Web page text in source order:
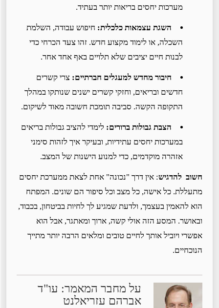
מערכות יחסים בריאות יותר בעתיד.
השגת עצמאות כלכלית:חיפוש עבודה, השלמת
השכלה, או לימוד מקצוע חדש. זהו צעד הכרחי כדי
לבנות חיים יציבים שלא תלויים באף אחד אחר.
חיבור מחדש למעגלים חברתיים:צרי קשרים
חדשים ובריאים, וחזקי קשרים ישנים שנותקו במהלך
התקופה הקשה. סביבה תומכת חשובה מאוד לשיקום.
הצבת גבולות ברורים:לימדי להציב גבולות בריאים
במערכות יחסים עתידיות, ובעיקר איך לזהות סימני
אזהרה מוקדמים, כדי למנוע הישנות של המצב.
חשוב להדגיש: אין דרך "נכונה" אחת לצאת ממערכת יחסים
מתעללת. כל אישה, כל מצב וכל סיפור הם שונים. המפתח
הוא להאמין בעצמך, ולדעת שמגיע לך לחיות בביטחון, בכבוד,
ובאושר. המסע הזה אולי קשה, ארוך ומאתגר, אבל הוא
אפשרי ויוביל אותך לחיים טובים ומלאים הרבה יותר מתייך
הנוכחיים.
על מחבר המאמר: עו"ד
אברהם עזריאלנט